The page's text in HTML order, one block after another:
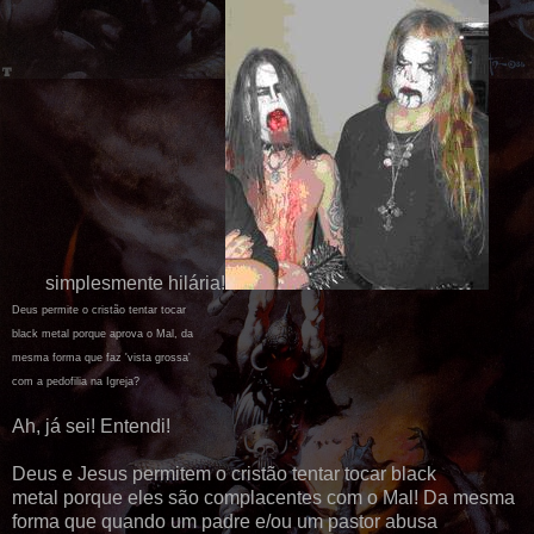
simplesmente hilária!
Deus permite o cristão tentar tocar
black metal porque aprova o Mal, da
mesma forma que faz 'vista grossa'
com a pedofilia na Igreja?
Ah, já sei! Entendi!
Deus e Jesus permitem o cristão tentar tocar black
metal porque eles são complacentes com o Mal! Da mesma
forma que quando um padre e/ou um pastor abusa